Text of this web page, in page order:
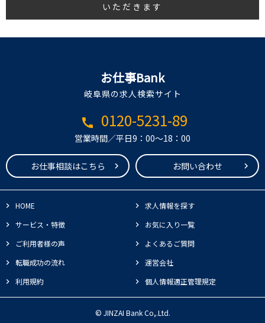
いただきます
お仕事Bank
岐阜県の求人検索サイト
call 0120-5231-89
営業時間／平日9：00～18：00
お仕事相談はこちら お問い合わせ
HOME
求人情報を探す
サービス・特徴
お気に入り一覧
ご利用者様の声
よくあるご質問
転職成功の流れ
運営会社
利用規約
個人情報適正管理規定
© JINZAI Bank Co,.Ltd.